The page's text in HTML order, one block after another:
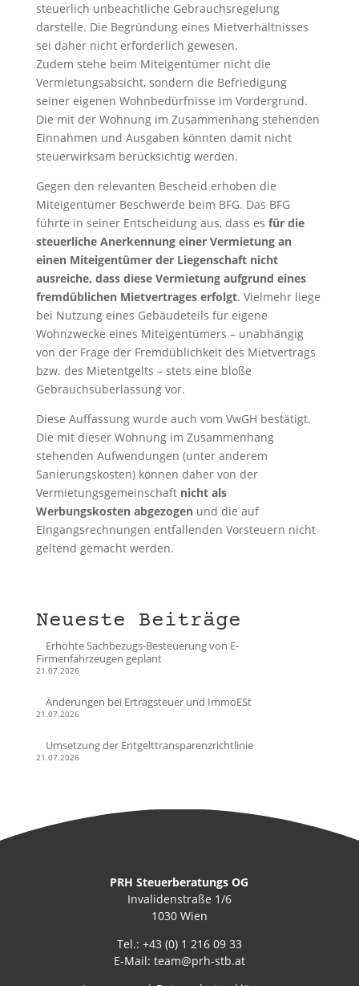
steuerlich unbeachtliche Gebrauchsregelung
darstelle. Die Begründung eines Mietverhältnisses
sei daher nicht erforderlich gewesen.
Zudem stehe beim Miteigentümer nicht die
Vermietungsabsicht, sondern die Befriedigung
seiner eigenen Wohnbedürfnisse im Vordergrund.
Die mit der Wohnung im Zusammenhang stehenden
Einnahmen und Ausgaben könnten damit nicht
steuerwirksam berücksichtig werden.
Gegen den relevanten Bescheid erhoben die
Miteigentümer Beschwerde beim BFG. Das BFG
führte in seiner Entscheidung aus, dass es für die
steuerliche Anerkennung einer Vermietung an
einen Miteigentümer der Liegenschaft nicht
ausreiche, dass diese Vermietung aufgrund eines
fremdüblichen Mietvertrages erfolgt. Vielmehr liege
bei Nutzung eines Gebäudeteils für eigene
Wohnzwecke eines Miteigentümers – unabhängig
von der Frage der Fremdüblichkeit des Mietvertrags
bzw. des Mietentgelts – stets eine bloße
Gebrauchsüberlassung vor.
Diese Auffassung wurde auch vom VwGH bestätigt.
Die mit dieser Wohnung im Zusammenhang
stehenden Aufwendungen (unter anderem
Sanierungskosten) können daher von der
Vermietungsgemeinschaft nicht als
Werbungskosten abgezogenund die auf
Eingangsrechnungen entfallenden Vorsteuern nicht
geltend gemacht werden.
Neueste Beiträge
Erhöhte Sachbezugs-Besteuerung von E-
Firmenfahrzeugen geplant
21.07.2026
Änderungen bei Ertragsteuer und ImmoESt
21.07.2026
Umsetzung der Entgelttransparenzrichtlinie
21.07.2026
PRH Steuerberatungs OG
Invalidenstraße 1/6
1030 Wien
Tel.: +43 (0) 1 216 09 33
E-Mail: team@prh-stb.at